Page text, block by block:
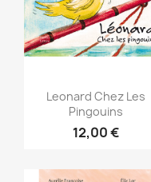
Aperçu rapide
Leonard Chez Les
Pingouins
12,00 €